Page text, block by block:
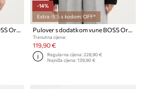
Pulover s dodatkom vune BOSS Orange C Fondyssa
-14%
Extra -5% s kodom: OFF*
Pulover s dodatkom vune BOSS Orange C_Fasta
Trenutna cijena:
119,90 €
Regularna cijena:228,90 €
Najniža cijena:139,90 €